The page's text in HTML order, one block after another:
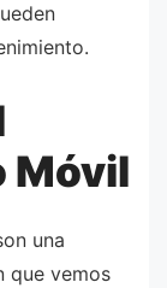
Móvil
una
que vemos